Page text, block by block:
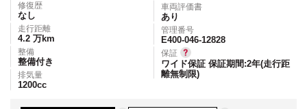
修復歴
なし
走行距離
4.2 万km
整備
整備付き
排気量
1200cc
車両評価書
あり
管理番号
E400-046-12828
保証
ワイド保証 保証期間:2年(走行距
離無制限)